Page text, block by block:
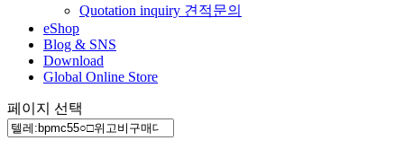
Quotation inquiry 견적문의
eShop
Blog & SNS
Download
Global Online Store
페이지 선택